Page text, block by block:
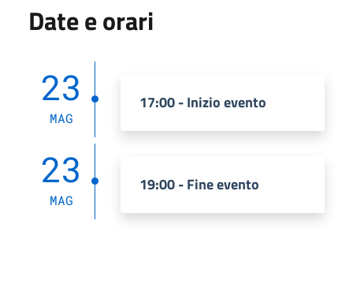
Date e orari
23
MAG
17:00 - Inizio evento
23
MAG
19:00 - Fine evento